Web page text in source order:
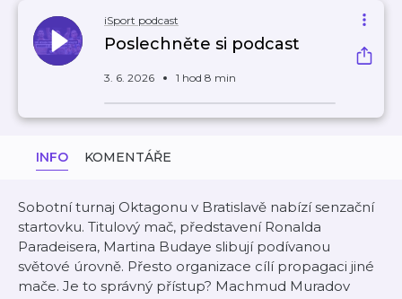
iSport podcast
Poslechněte si podcast
3. 6. 2026 1 hod 8 min
INFO KOMENTÁŘE
Sobotní turnaj Oktagonu v Bratislavě nabízí senzační
startovku. Titulový mač, představení Ronalda
Paradeisera, Martina Budaye slibují podívanou
světové úrovně. Přesto organizace cílí propagaci jiné
mače. Je to správný přístup? Machmud Muradov